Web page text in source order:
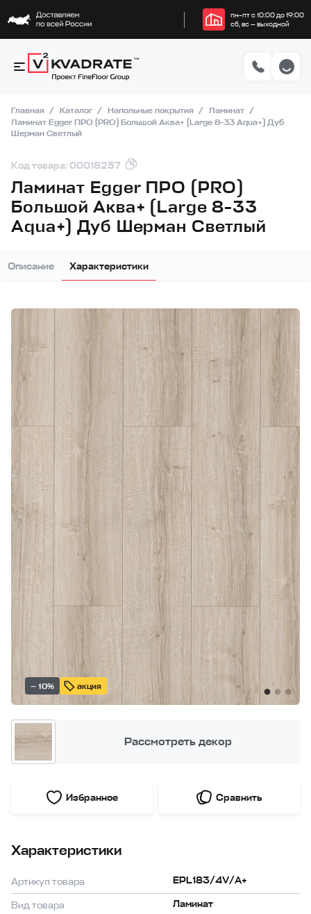
пн–пт с 10:00 до 19:00
сб, вс — выходной
Главная Каталог Напольные покрытия
Ламинат
Ламинат Egger ПРО (PRO) Большой Аква+ (Large 8-33 Aqua+) Дуб
Шерман Светлый
Код товара: 00018257
Ламинат Egger ПРО (PRO)
Большой Аква+ (Large 8-33
Aqua+) Дуб Шерман Светлый
Описание Характеристики
— 10% акция
Рассмотреть декор
Избранное Сравнить
Характеристики
Артикул товара EPL183/4V/A+
Вид товара Ламинат